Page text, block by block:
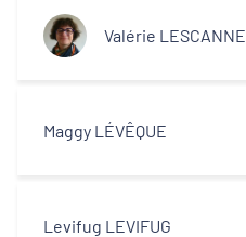
Valérie LESCANNE
Maggy LÉVÊQUE
Levifug LEVIFUG